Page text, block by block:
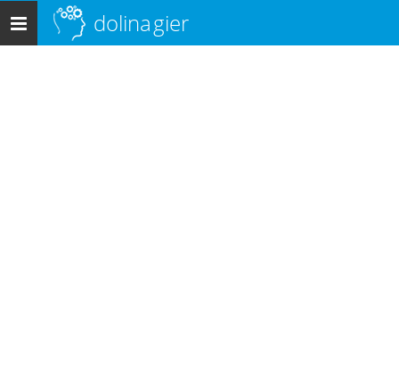
Menu
główne
dolinagier